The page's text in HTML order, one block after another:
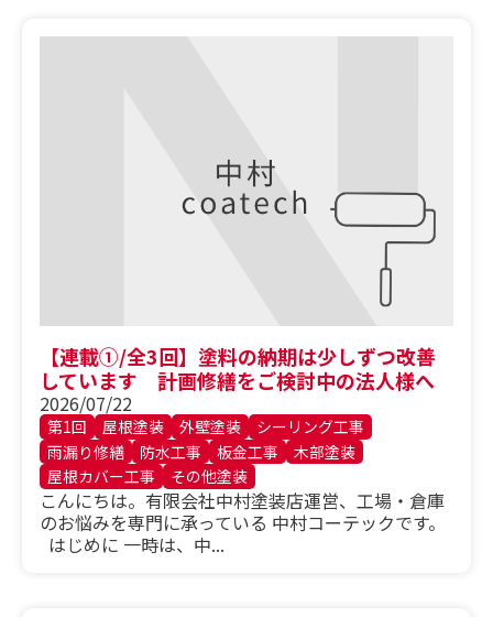
【連載①/全3回】塗料の納期は少しずつ改善
しています 計画修繕をご検討中の法人様へ
2026/07/22
第1回 屋根塗装 外壁塗装
シーリング工事
雨漏り修繕
防水工事 板金工事
木部塗装
屋根カバー工事
その他塗装
こんにちは。有限会社中村塗装店運営、工場・倉庫
のお悩みを専門に承っている 中村コーテックです。
はじめに 一時は、中...